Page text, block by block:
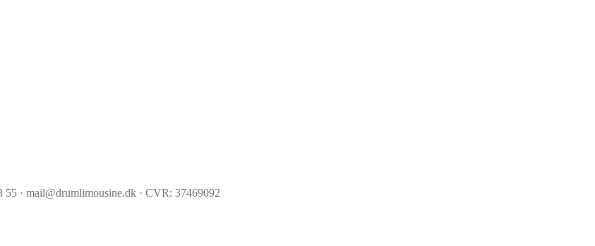
· mail@drumlimousine.dk · CVR: 37469092